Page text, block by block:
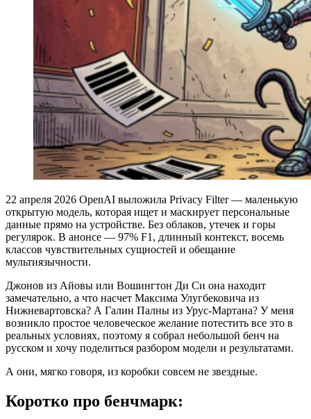
22 апреля 2026 OpenAI выложила Privacy Filter — маленькую
открытую модель, которая ищет и маскирует персональные
данные прямо на устройстве. Без облаков, утечек и горы
регулярок. В анонсе — 97% F1, длинный контекст, восемь
классов чувствительных сущностей и обещание
мультиязычности.
Джонов из Айовы или Вошингтон Ди Си она находит
замечательно, а что насчет Максима Улугбековича из
Нижневартовска? А Галин Палны из Урус-Мартана? У меня
возникло простое человеческое желание потестить все это в
реальных условиях, поэтому я собрал небольшой бенч на
русском и хочу поделиться разбором модели и результатами.
А они, мягко говоря, из коробки совсем не звездные.
Коротко про бенчмарк: